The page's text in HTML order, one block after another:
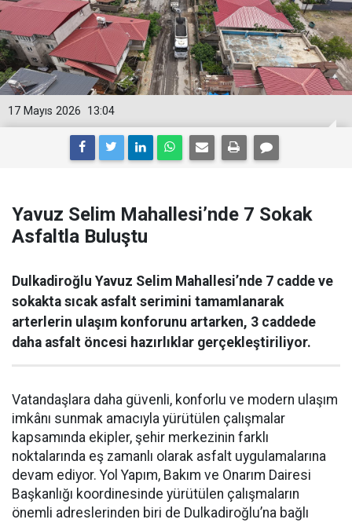
13:04
17 Mayıs 2026
Yavuz Selim Mahallesi’nde 7 Sokak
Asfaltla Buluştu
Dulkadiroğlu Yavuz Selim Mahallesi’nde 7 cadde ve
sokakta sıcak asfalt serimini tamamlanarak
arterlerin ulaşım konforunu artarken, 3 caddede
daha asfalt öncesi hazırlıklar gerçekleştiriliyor.
Vatandaşlara daha güvenli, konforlu ve modern ulaşım
imkânı sunmak amacıyla yürütülen çalışmalar
kapsamında ekipler, şehir merkezinin farklı
noktalarında eş zamanlı olarak asfalt uygulamalarına
devam ediyor. Yol Yapım, Bakım ve Onarım Dairesi
Başkanlığı koordinesinde yürütülen çalışmaların
önemli adreslerinden biri de Dulkadiroğlu’na bağlı